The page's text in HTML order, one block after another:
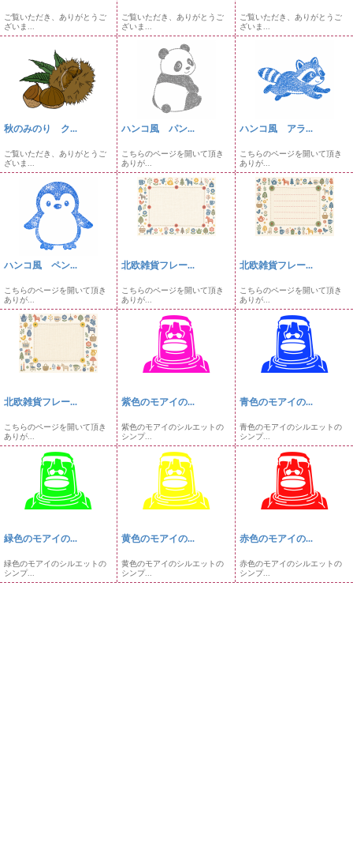
ご覧いただき、ありがとうご
ざいま...
ご覧いただき、ありがとうご
ざいま...
ご覧いただき、ありがとうご
ざいま...
秋のみのり ク...
ご覧いただき、ありがとうご
ざいま...
ハンコ風 パン...
こちらのページを開いて頂き
ありが...
ハンコ風 アラ...
こちらのページを開いて頂き
ありが...
ハンコ風 ペン...
こちらのページを開いて頂き
ありが...
北欧雑貨フレー...
こちらのページを開いて頂き
ありが...
北欧雑貨フレー...
こちらのページを開いて頂き
ありが...
北欧雑貨フレー...
こちらのページを開いて頂き
ありが...
紫色のモアイの...
紫色のモアイのシルエットの
シンプ...
青色のモアイの...
青色のモアイのシルエットの
シンプ...
緑色のモアイの...
緑色のモアイのシルエットの
シンプ...
黄色のモアイの...
黄色のモアイのシルエットの
シンプ...
赤色のモアイの...
赤色のモアイのシルエットの
シンプ...